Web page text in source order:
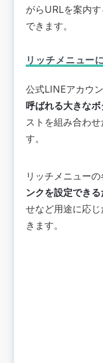
がらURLを案内
できます。
リッチメニュー
公式LINEアカウン
呼ばれる大きなボ
ストを組み合わ
す。
リッチメニューの
ンクを設定でき
せなど用途に応
きます。